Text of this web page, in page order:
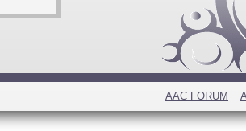
AAC FORUM